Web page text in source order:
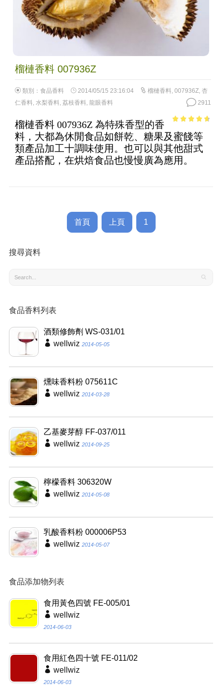
榴槤香料 007936Z
類別： 食品香料 2014/05/15 23:16:04 榴槤香料, 007936Z, 杏
仁香料, 水梨香料, 荔枝香料, 龍眼香料 2911
of 5
榴槤香料 007936Z 為特殊香型的香
料，大都為休閒食品如餅乾、糖果及蜜餞等
類產品加工十調味使用。也可以與其他甜式
產品搭配，在烘焙食品也慢慢廣為應用。
首頁 上頁 1
搜尋資料
食品香料列表
酒類修飾劑 WS-031/01
wellwiz 2014-05-05
燻味香料粉 075611C
wellwiz 2014-03-28
乙基麥芽醇 FF-037/011
wellwiz 2014-09-25
檸檬香料 306320W
wellwiz 2014-05-08
乳酸香料粉 000006P53
wellwiz 2014-05-07
食品添加物列表
食用黃色四號 FE-005/01
wellwiz
2014-06-03
食用紅色四十號 FE-011/02
wellwiz
2014-06-03